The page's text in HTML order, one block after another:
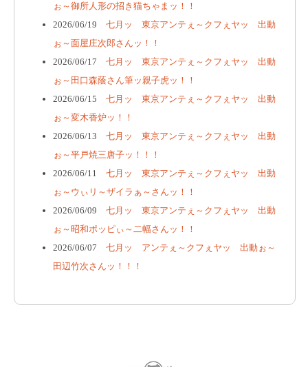
ぉ～御所人形の招き猫ちゃまッ！！
2026/06/19 七月ッ 東京アンテぇ～クフぇヤッ 出動
ぉ～面屋庄次郎さんッ！！
2026/06/17 七月ッ 東京アンテぇ～クフぇヤッ 出動
ぉ～田口森蔭さん筆ッ親子虎ッ！！
2026/06/15 七月ッ 東京アンテぇ～クフぇヤッ 出動
ぉ～変木香炉ッ！！
2026/06/13 七月ッ 東京アンテぇ～クフぇヤッ 出動
ぉ～平戸焼三唐子ッ！！！
2026/06/11 七月ッ 東京アンテぇ～クフぇヤッ 出動
ぉ～ウぃリ～ザイラぁ～さんッ！！
2026/06/09 七月ッ 東京アンテぇ～クフぇヤッ 出動
ぉ～昭和ポッピぃ～二幅さんッ！！
2026/06/07 七月ッ アンテぇ～クフぇヤッ 出動ぉ～
田辺竹次さんッ！！！